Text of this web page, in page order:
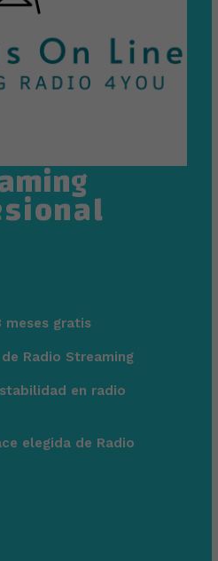
meses gratis
Radio Streaming
en radio
elegida de Radio